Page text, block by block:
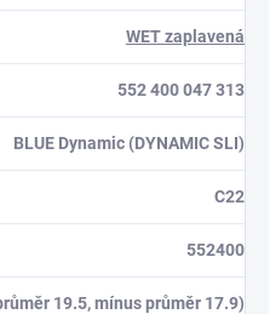
WET zaplavená
552 400 047 313
BLUE Dynamic (DYNAMIC SLI)
C22
552400
19.5, mínus průměr 17.9)